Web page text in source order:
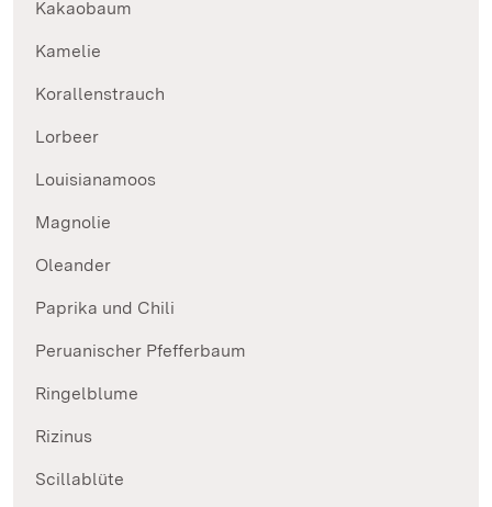
Kakaobaum
Kamelie
Korallenstrauch
Lorbeer
Louisianamoos
Magnolie
Oleander
Paprika und Chili
Peruanischer Pfefferbaum
Ringelblume
Rizinus
Scillablüte